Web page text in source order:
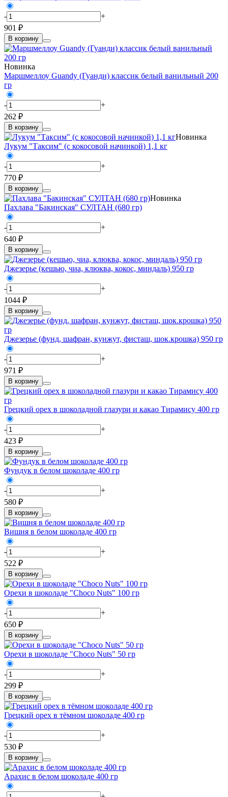
-
+
901 ₽
В корзину
Новинка
Маршмеллоу Guandy (Гуанди) классик белый ванильный 200
гр
-
+
262 ₽
В корзину
Новинка
Лукум "Таксим" (с кокосовой начинкой) 1,1 кг
-
+
770 ₽
В корзину
Новинка
Пахлава "Бакинская" СУЛТАН (680 гр)
-
+
640 ₽
В корзину
Джезерье (кешью, чиа, клюква, кокос, миндаль) 950 гр
-
+
1044 ₽
В корзину
Джезерье (фунд, шафран, кунжут, фисташ, шок.крошка) 950 гр
-
+
971 ₽
В корзину
Грецкий орех в шоколадной глазури и какао Тирамису 400 гр
-
+
423 ₽
В корзину
Фундук в белом шоколаде 400 гр
-
+
580 ₽
В корзину
Вишня в белом шоколаде 400 гр
-
+
522 ₽
В корзину
Орехи в шоколаде "Choco Nuts" 100 гр
-
+
650 ₽
В корзину
Орехи в шоколаде "Choco Nuts" 50 гр
-
+
299 ₽
В корзину
Грецкий орех в тёмном шоколаде 400 гр
-
+
530 ₽
В корзину
Арахис в белом шоколаде 400 гр